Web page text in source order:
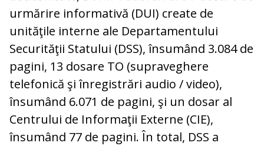
urmărire informativă (DUI) create de
unităţile interne ale Departamentului
Securităţii Statului (DSS), însumând 3.084 de
pagini, 13 dosare TO (supraveghere
telefonică şi înregistrări audio / video),
însumând 6.071 de pagini, şi un dosar al
Centrului de Informaţii Externe (CIE),
însumând 77 de pagini. În total, DSS a